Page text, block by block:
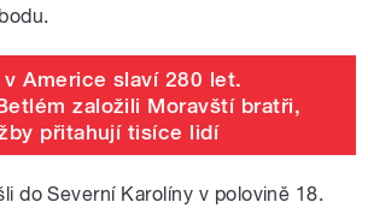
Americe slaví 280 let.
založili Moravští bratři,
přitahují tisíce lidí
do Severní Karolíny v polovině 18.